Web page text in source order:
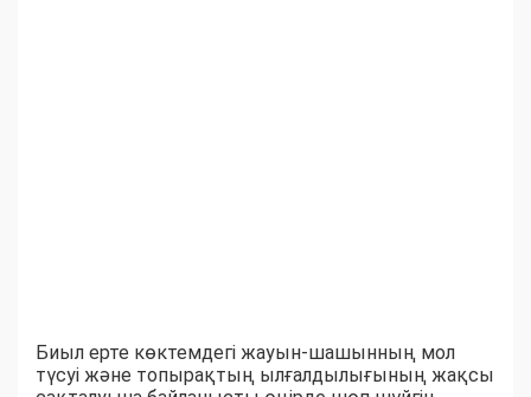
Биыл ерте көктемдегі жауын-шашынның мол
түсуі және топырақтың ылғалдылығының жақсы